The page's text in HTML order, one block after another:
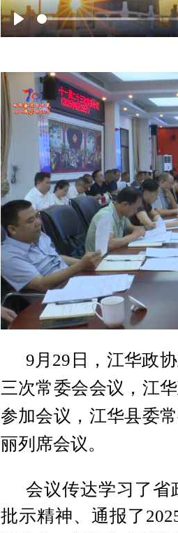
Play
9月29日，江华政
三次常委会会议，江
参加会议，江华县委
丽列席会议。
会议传达学习了省
批示精神、通报了